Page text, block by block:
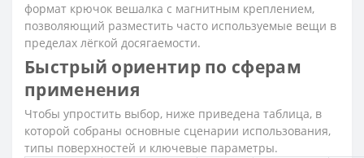
формат крючок вешалка с магнитным креплением,
позволяющий разместить часто используемые вещи в
пределах лёгкой досягаемости.
Быстрый ориентир по сферам
применения
Чтобы упростить выбор, ниже приведена таблица, в
которой собраны основные сценарии использования,
типы поверхностей и ключевые параметры.